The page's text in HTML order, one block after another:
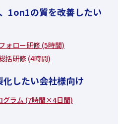
1on1の質を改善したい
ォロー研修 (5時間)
括研修 (4時間)
したい会社様向け
グラム (7時間×4日間)